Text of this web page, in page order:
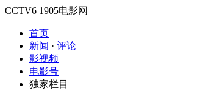
CCTV6 1905电影网
首页
新闻 · 评论
影视频
电影号
独家栏目